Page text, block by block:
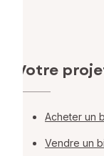
Votre
Acheter un
Vendre un